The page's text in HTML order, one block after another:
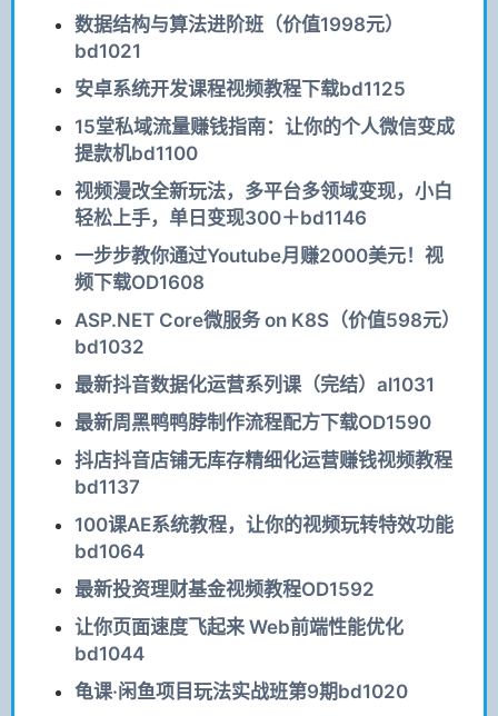
数据结构与算法进阶班（价值1998元）
bd1021
安卓系统开发课程视频教程下载bd1125
15堂私域流量赚钱指南：让你的个人微信变成
提款机bd1100
视频漫改全新玩法，多平台多领域变现，小白
轻松上手，单日变现300＋bd1146
一步步教你通过Youtube月赚2000美元！视
频下载OD1608
ASP.NET Core微服务 on K8S（价值598元）
bd1032
最新抖音数据化运营系列课（完结）al1031
最新周黑鸭鸭脖制作流程配方下载OD1590
抖店抖音店铺无库存精细化运营赚钱视频教程
bd1137
100课AE系统教程，让你的视频玩转特效功能
bd1064
最新投资理财基金视频教程OD1592
让你页面速度飞起来 Web前端性能优化
bd1044
龟课·闲鱼项目玩法实战班第9期bd1020